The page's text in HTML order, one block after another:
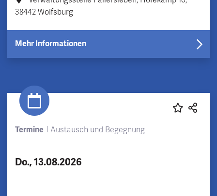
38442 Wolfsburg
Mehr Informationen
Termine Austausch und Begegnung
Do., 13.08.2026